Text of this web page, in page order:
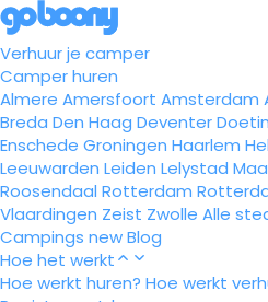
Verhuur je camper
Camper huren
Almere Amersfoort Amsterdam
Breda Den Haag Deventer
Enschede Groningen Haarlem
Leeuwarden Leiden Lelystad
Roosendaal Rotterdam
Vlaardingen Zeist Zwolle Alle
Campings newBlog
Hoe het werkt
Hoe werkt huren? Hoe werkt